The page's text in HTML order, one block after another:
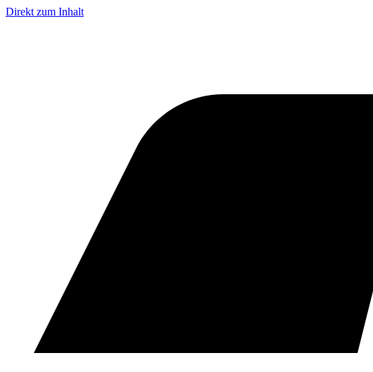
Direkt zum Inhalt